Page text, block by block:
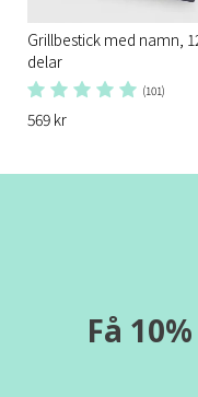
Grillbestick med namn,
delar
(101)
569 kr
Få